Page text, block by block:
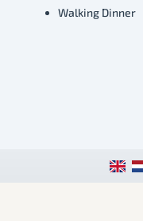
Walking Dinner